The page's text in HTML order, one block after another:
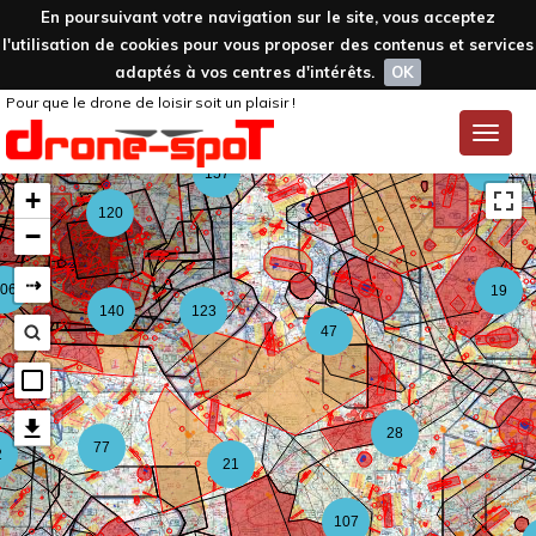
En poursuivant votre navigation sur le site, vous acceptez
l'utilisation de cookies pour vous proposer des contenus et services
adaptés à vos centres d'intérêts.
OK
Toggle
Pour que le drone de loisir soit un plaisir !
107
77
123
157
47
28
19
21
140
120
+
−
⇢